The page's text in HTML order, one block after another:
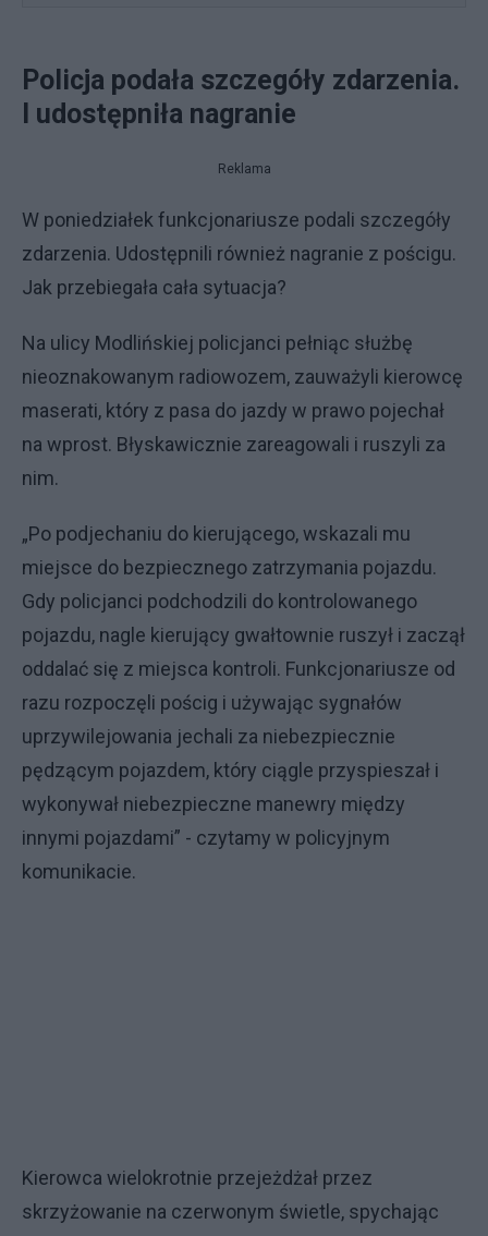
Policja podała szczegóły zdarzenia.
I udostępniła nagranie
Reklama
W poniedziałek funkcjonariusze podali szczegóły
zdarzenia. Udostępnili również nagranie z pościgu.
Jak przebiegała cała sytuacja?
Na ulicy Modlińskiej policjanci pełniąc służbę
nieoznakowanym radiowozem, zauważyli kierowcę
maserati, który z pasa do jazdy w prawo pojechał
na wprost. Błyskawicznie zareagowali i ruszyli za
nim.
„Po podjechaniu do kierującego, wskazali mu
miejsce do bezpiecznego zatrzymania pojazdu.
Gdy policjanci podchodzili do kontrolowanego
pojazdu, nagle kierujący gwałtownie ruszył i zaczął
oddalać się z miejsca kontroli. Funkcjonariusze od
razu rozpoczęli pościg i używając sygnałów
uprzywilejowania jechali za niebezpiecznie
pędzącym pojazdem, który ciągle przyspieszał i
wykonywał niebezpieczne manewry między
innymi pojazdami” - czytamy w policyjnym
komunikacie.
Kierowca wielokrotnie przejeżdżał przez
skrzyżowanie na czerwonym świetle, spychając